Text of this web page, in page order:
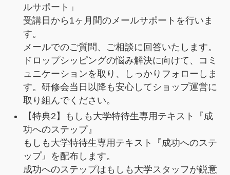
ルサポート」
受講日から1ヶ月間のメールサポートを行いま
す。
メールでのご質問、ご相談に回答いたします。
ドロップシッピングの悩み解決に向けて、コミ
ュニケーションを取り、しっかりフォローしま
す。研修会当日以降も安心してショップ運営に
取り組んでください。
【特典2】もしも大学特待生専用テキスト『成
功へのステップ』
もしも大学特待生専用テキスト『成功へのステ
ップ』
を配布します。
成功へのステップはもしも大学スタッフが鋭意